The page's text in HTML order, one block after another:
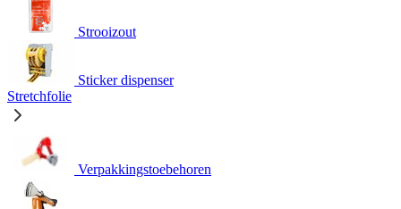
Strooizout
Sticker dispenser
Stretchfolie
Verpakkingstoebehoren